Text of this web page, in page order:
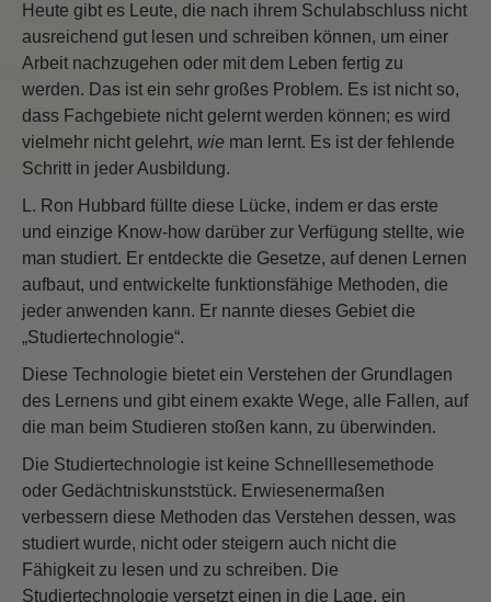
Heute gibt es Leute, die nach ihrem Schulabschluss nicht
ausreichend gut lesen und schreiben können, um einer
Arbeit nachzugehen oder mit dem Leben fertig zu
werden. Das ist ein sehr großes Problem. Es ist nicht so,
dass Fachgebiete nicht gelernt werden können; es wird
vielmehr nicht gelehrt, wie man lernt. Es ist der fehlende
Schritt in jeder Ausbildung.
L. Ron Hubbard füllte diese Lücke, indem er das erste
und einzige Know-how darüber zur Verfügung stellte, wie
man studiert. Er entdeckte die Gesetze, auf denen Lernen
aufbaut, und entwickelte funktionsfähige Methoden, die
jeder anwenden kann. Er nannte dieses Gebiet die
„Studiertechnologie“.
Diese Technologie bietet ein Verstehen der Grundlagen
des Lernens und gibt einem exakte Wege, alle Fallen, auf
die man beim Studieren stoßen kann, zu überwinden.
Die Studiertechnologie ist keine Schnelllesemethode
oder Gedächtniskunststück. Erwiesenermaßen
verbessern diese Methoden das Verstehen dessen, was
studiert wurde, nicht oder steigern auch nicht die
Fähigkeit zu lesen und zu schreiben. Die
Studiertechnologie versetzt einen in die Lage, ein